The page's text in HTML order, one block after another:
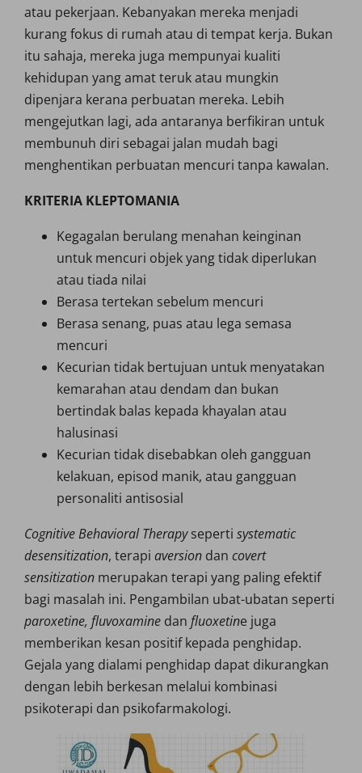
atau pekerjaan. Kebanyakan mereka menjadi
kurang fokus di rumah atau di tempat kerja. Bukan
itu sahaja, mereka juga mempunyai kualiti
kehidupan yang amat teruk atau mungkin
dipenjara kerana perbuatan mereka. Lebih
mengejutkan lagi, ada antaranya berfikiran untuk
membunuh diri sebagai jalan mudah bagi
menghentikan perbuatan mencuri tanpa kawalan.
KRITERIA KLEPTOMANIA
Kegagalan berulang menahan keinginan
untuk mencuri objek yang tidak diperlukan
atau tiada nilai
Berasa tertekan sebelum mencuri
Berasa senang, puas atau lega semasa
mencuri
Kecurian tidak bertujuan untuk menyatakan
kemarahan atau dendam dan bukan
bertindak balas kepada khayalan atau
halusinasi
Kecurian tidak disebabkan oleh gangguan
kelakuan, episod manik, atau gangguan
personaliti antisosial
Cognitive Behavioral Therapyseperti systematic
desensitization, terapi aversion dan covert
sensitization merupakan terapi yang paling efektif
bagi masalah ini. Pengambilan ubat-ubatan seperti
paroxetine, fluvoxamine dan fluoxetine juga
memberikan kesan positif kepada penghidap.
Gejala yang dialami penghidap dapat dikurangkan
dengan lebih berkesan melalui kombinasi
psikoterapi dan psikofarmakologi.